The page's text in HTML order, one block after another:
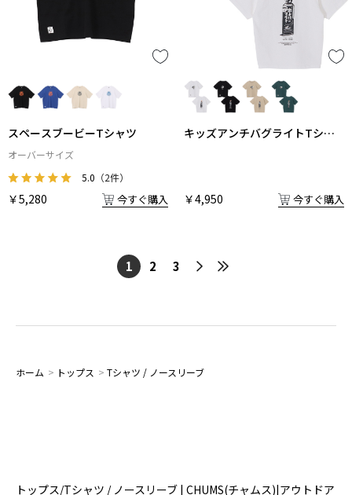
スペースブービーTシャツ
オーバーサイズ
5.0 （2件）
￥5,280 今すぐ購入
キッズアンチバグライトTシャ
￥4,950 今すぐ購入
1 2 3
ホーム > トップス > Tシャツ / ノースリーブ
トップス/Tシャツ / ノースリーブ | CHUMS(チャムス)|アウトドア